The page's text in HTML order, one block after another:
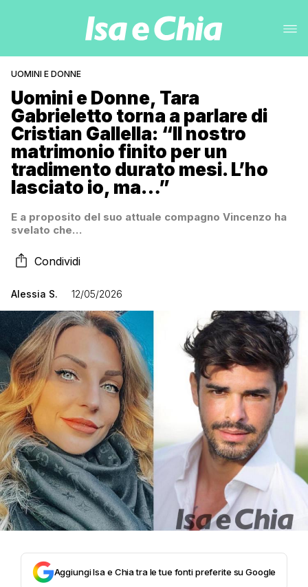
UOMINI E DONNE
Uomini e Donne, Tara
Gabrieletto torna a parlare di
Cristian Gallella: “Il nostro
matrimonio finito per un
tradimento durato mesi. L’ho
lasciato io, ma…”
E a proposito del suo attuale compagno Vincenzo ha
svelato che…
Condividi
Alessia S. 12/05/2026
Aggiungi Isa e Chia tra le tue fonti preferite su Google